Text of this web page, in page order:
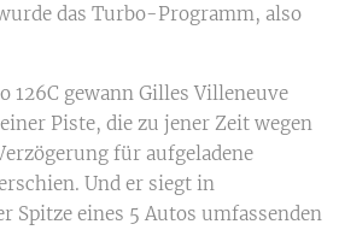
das Turbo-Programm, also
126C gewann Gilles Villeneuve
Piste, die zu jener Zeit wegen
für aufgeladene
Und er siegt in
Spitze eines 5 Autos umfassenden